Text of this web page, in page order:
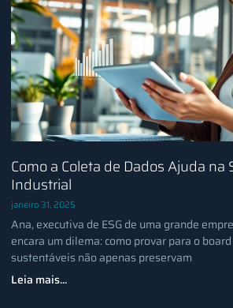
Como a Coleta de Dados Ajuda
Industrial
janeiro 31, 2025
Ana, executiva de ESG de uma grande
encara um dilema: como provar para o
sustentáveis não apenas preservam
Leia mais...